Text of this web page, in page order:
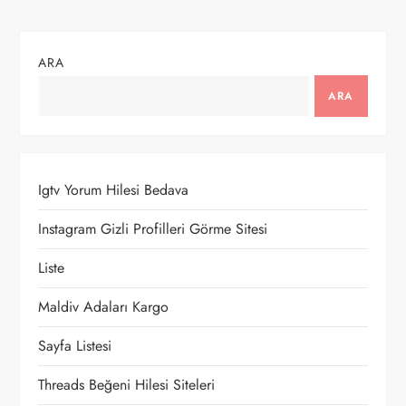
g
i
n
m
e
s
ARA
ARA
Igtv Yorum Hilesi Bedava
Instagram Gizli Profilleri Görme Sitesi
Liste
Maldiv Adaları Kargo
Sayfa Listesi
Threads Beğeni Hilesi Siteleri